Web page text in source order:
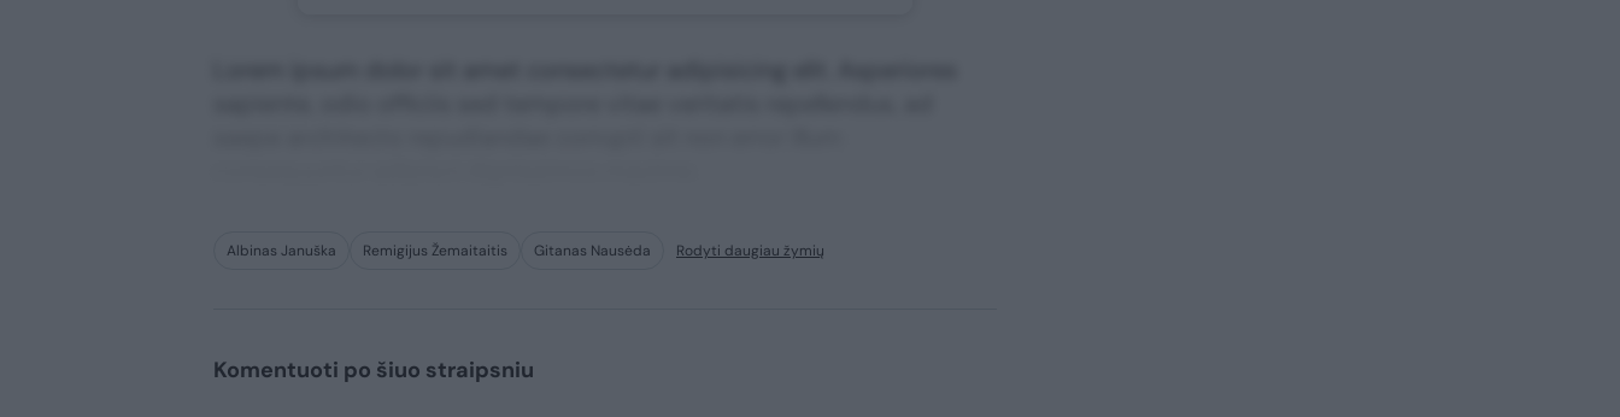
Albinas Januška Remigijus Žemaitaitis Gitanas Nausėda Rodyti daugiau žymių
Komentuoti po šiuo straipsniu